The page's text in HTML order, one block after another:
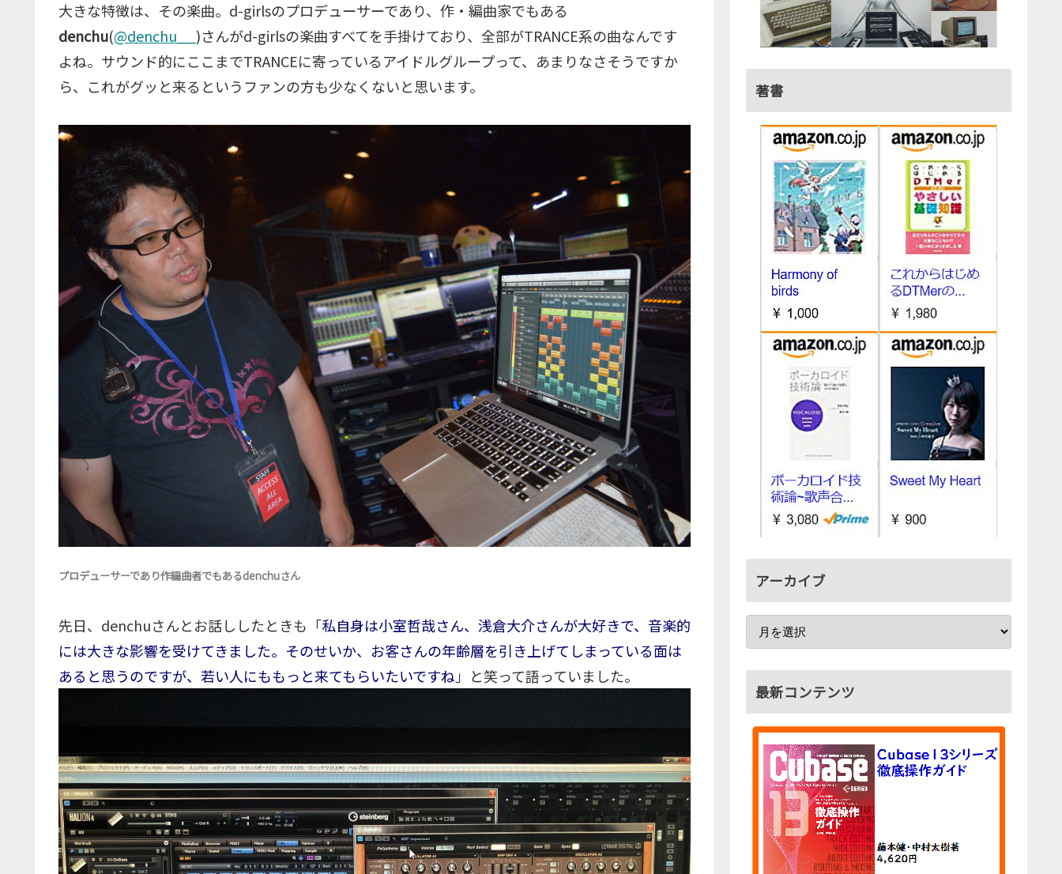
大きな特徴は、その楽曲。d-girlsのプロデューサーであり、作・編曲家でもある
denchu(@denchu__ )さんがd-girlsの楽曲すべてを手掛けており、全部がTRANCE系の曲なんです
よね。サウンド的にここまでTRANCEに寄っているアイドルグループって、あまりなさそうですか
ら、これがグッと来るというファンの方も少なくないと思います。
プロデューサーであり作編曲者でもあるdenchuさん
先日、denchuさんとお話ししたときも「私自身は小室哲哉さん、浅倉大介さんが大好きで、音楽的
には大きな影響を受けてきました。そのせいか、お客さんの年齢層を引き上げてしまっている面は
あると思うのですが、若い人にももっと来てもらいたいですね 」と笑って語っていました。
著書
アーカイブ
最新コンテンツ